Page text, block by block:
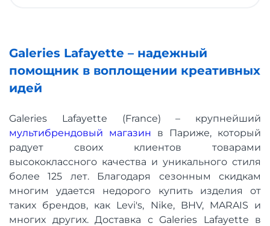
Galeries Lafayette – надежный
помощник в воплощении креативных
идей
Galeries Lafayette (France) – крупнейший
мультибрендовый магазин в Париже, который
радует своих клиентов товарами
высококлассного качества и уникального стиля
более 125 лет. Благодаря сезонным скидкам
многим удается недорого купить изделия от
таких брендов, как Levi's, Nike, BHV, MARAIS и
многих других. Доставка с Galeries Lafayette в